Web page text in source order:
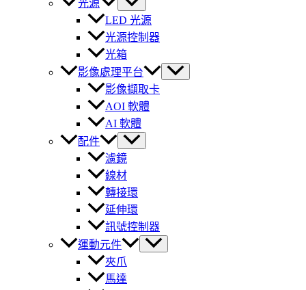
光源
LED 光源
光源控制器
光箱
影像處理平台
影像擷取卡
AOI 軟體
AI 軟體
配件
濾鏡
線材
轉接環
延伸環
訊號控制器
運動元件
夾爪
馬達